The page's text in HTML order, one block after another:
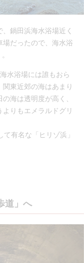
鍋田浜海水浴場近く
だったので、海水浴
水浴場には誰もおら
東近郊の海はあまり
海は透明度が高く、
りもエメラルドグリ
有名な「ヒリゾ浜」
道」へ